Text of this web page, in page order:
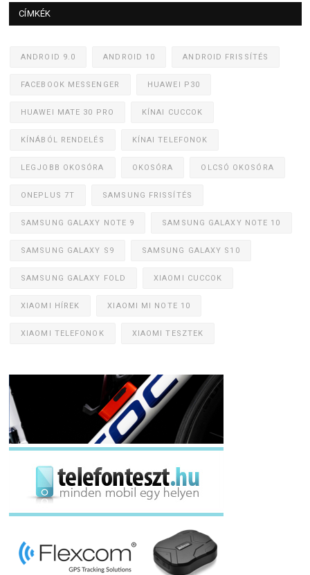
CÍMKÉK
ANDROID 9.0 ANDROID 10 ANDROID FRISSÍTÉS
FACEBOOK MESSENGER HUAWEI P30
HUAWEI MATE 30 PRO KÍNAI CUCCOK
KÍNÁBÓL RENDELÉS KÍNAI TELEFONOK
LEGJOBB OKOSÓRA OKOSÓRA OLCSÓ OKOSÓRA
ONEPLUS 7T SAMSUNG FRISSÍTÉS
SAMSUNG GALAXY NOTE 9 SAMSUNG GALAXY NOTE 10
SAMSUNG GALAXY S9 SAMSUNG GALAXY S10
SAMSUNG GALAXY FOLD XIAOMI CUCCOK
XIAOMI HÍREK XIAOMI MI NOTE 10
XIAOMI TELEFONOK XIAOMI TESZTEK